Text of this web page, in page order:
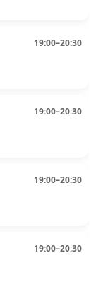
19:00–20:30
19:00–20:30
19:00–20:30
19:00–20:30